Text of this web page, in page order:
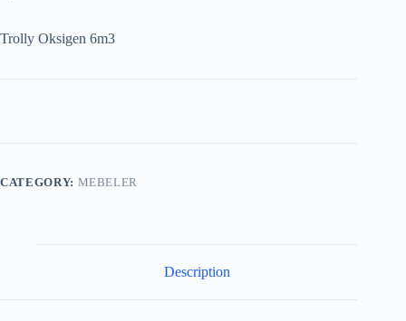
Trolly Oksigen 6m3
CATEGORY: MEBELER
Description